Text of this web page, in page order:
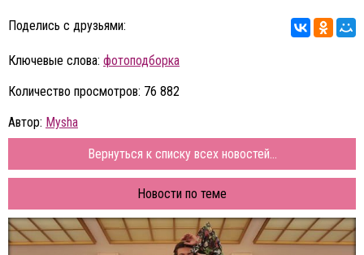
Поделись с друзьями:
Ключевые слова: фотоподборка
Количество просмотров: 76 882
Автор: Mysha
Вернуться к списку всех новостей...
Новости по теме